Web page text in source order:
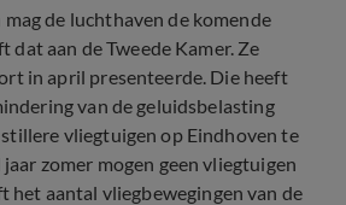
de luchthaven de komende
aan de Tweede Kamer. Ze
in april presenteerde. Die heeft
van de geluidsbelasting
vliegtuigen op Eindhoven te
zomer mogen geen vliegtuigen
het aantal vliegbewegingen van de